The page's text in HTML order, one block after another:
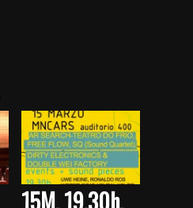
15M, 19.30h.